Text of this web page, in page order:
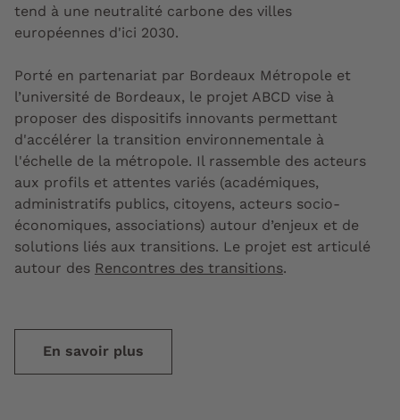
tend à une neutralité carbone des villes
européennes d'ici 2030.
Porté en partenariat par Bordeaux Métropole et
l’université de Bordeaux, le projet ABCD vise à
proposer des dispositifs innovants permettant
d'accélérer la transition environnementale à
l'échelle de la métropole. Il rassemble des acteurs
aux profils et attentes variés (académiques,
administratifs publics, citoyens, acteurs socio-
économiques, associations) autour d’enjeux et de
solutions liés aux transitions. Le projet est articulé
autour des Rencontres des transitions.
En savoir plus